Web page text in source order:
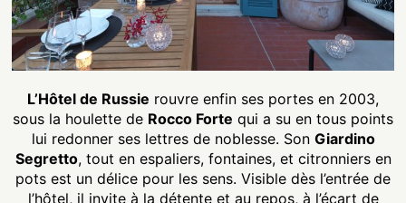
L’Hôtel de Russie rouvre enfin ses portes en 2003,
sous la houlette de Rocco Forte qui a su en tous points
lui redonner ses lettres de noblesse. Son Giardino
Segretto, tout en espaliers, fontaines, et citronniers en
pots est un délice pour les sens. Visible dès l’entrée de
l’hôtel, il invite à la détente et au repos, à l’écart de